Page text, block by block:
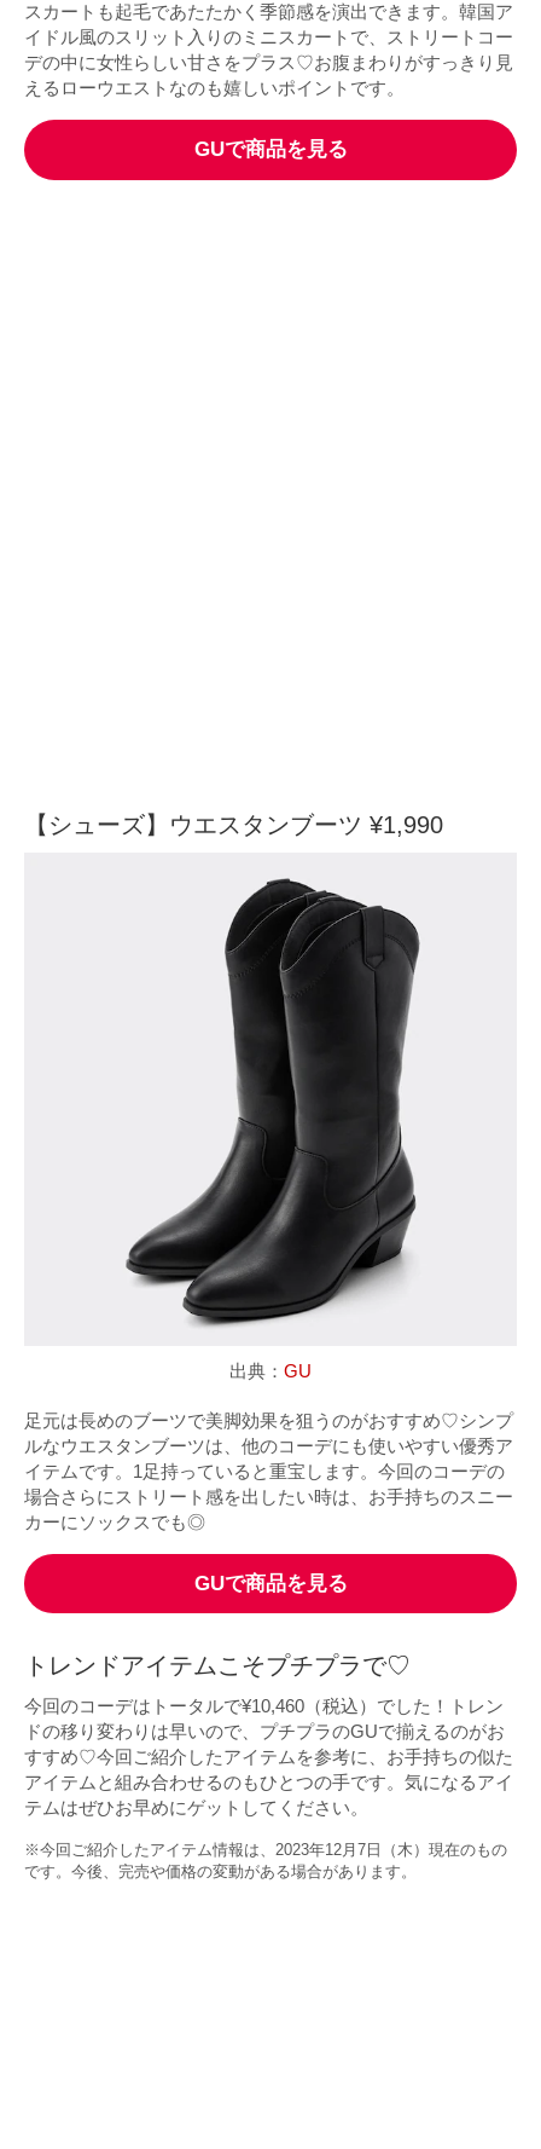
スカートも起毛であたたかく季節感を演出できます。韓国ア
イドル風のスリット入りのミニスカートで、ストリートコー
デの中に女性らしい甘さをプラス♡お腹まわりがすっきり見
えるローウエストなのも嬉しいポイントです。
GUで商品を見る
【シューズ】ウエスタンブーツ ¥1,990
出典： GU
足元は長めのブーツで美脚効果を狙うのがおすすめ♡シンプ
ルなウエスタンブーツは、他のコーデにも使いやすい優秀ア
イテムです。1足持っていると重宝します。今回のコーデの
場合さらにストリート感を出したい時は、お手持ちのスニー
カーにソックスでも◎
GUで商品を見る
トレンドアイテムこそプチプラで♡
今回のコーデはトータルで¥10,460（税込）でした！トレン
ドの移り変わりは早いので、プチプラのGUで揃えるのがお
すすめ♡今回ご紹介したアイテムを参考に、お手持ちの似た
アイテムと組み合わせるのもひとつの手です。気になるアイ
テムはぜひお早めにゲットしてください。
※今回ご紹介したアイテム情報は、2023年12月7日（木）現在のもの
です。今後、完売や価格の変動がある場合があります。